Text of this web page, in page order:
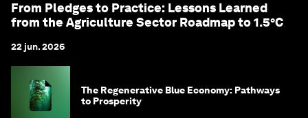
From Pledges to Practice: Lessons Learned
from the Agriculture Sector Roadmap to 1.5°C
22 jun. 2026
The Regenerative Blue Economy: Pathways
to Prosperity